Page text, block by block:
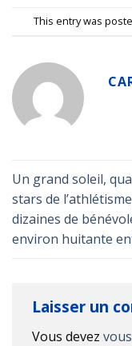
This entry was
Un grand soleil,
stars de
dizaines de
environ huitante
Laisser un
Vous devez